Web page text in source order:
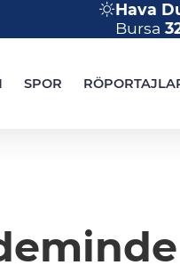
Hava
Bursa
SPOR